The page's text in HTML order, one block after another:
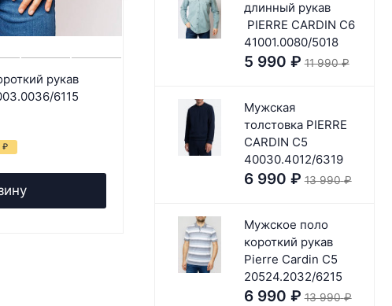
рукав
6115
₽
Lyon Tinto Filo Voyage 3374-7
15 990
В корзину
длинный рукав
PIERRE CARDIN C6
41001.0080/5018
5 990 ₽ 11 990 ₽
Мужская
толстовка PIERRE
CARDIN C5
40030.4012/6319
6 990 ₽ 13 990 ₽
Мужское поло
короткий рукав
Pierre Cardin C5
20524.2032/6215
6 990 ₽ 13 990 ₽